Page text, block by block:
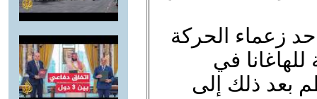
1909) كان أحد زعماء الحركة
في
بين 1941-1946. انظم بعد ذلك إلى